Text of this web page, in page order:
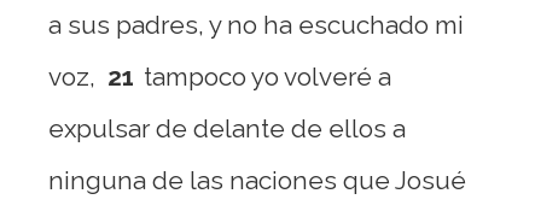
a sus padres, y no ha escuchado mi
voz, 21 tampoco yo volveré a
expulsar de delante de ellos a
ninguna de las naciones que Josué